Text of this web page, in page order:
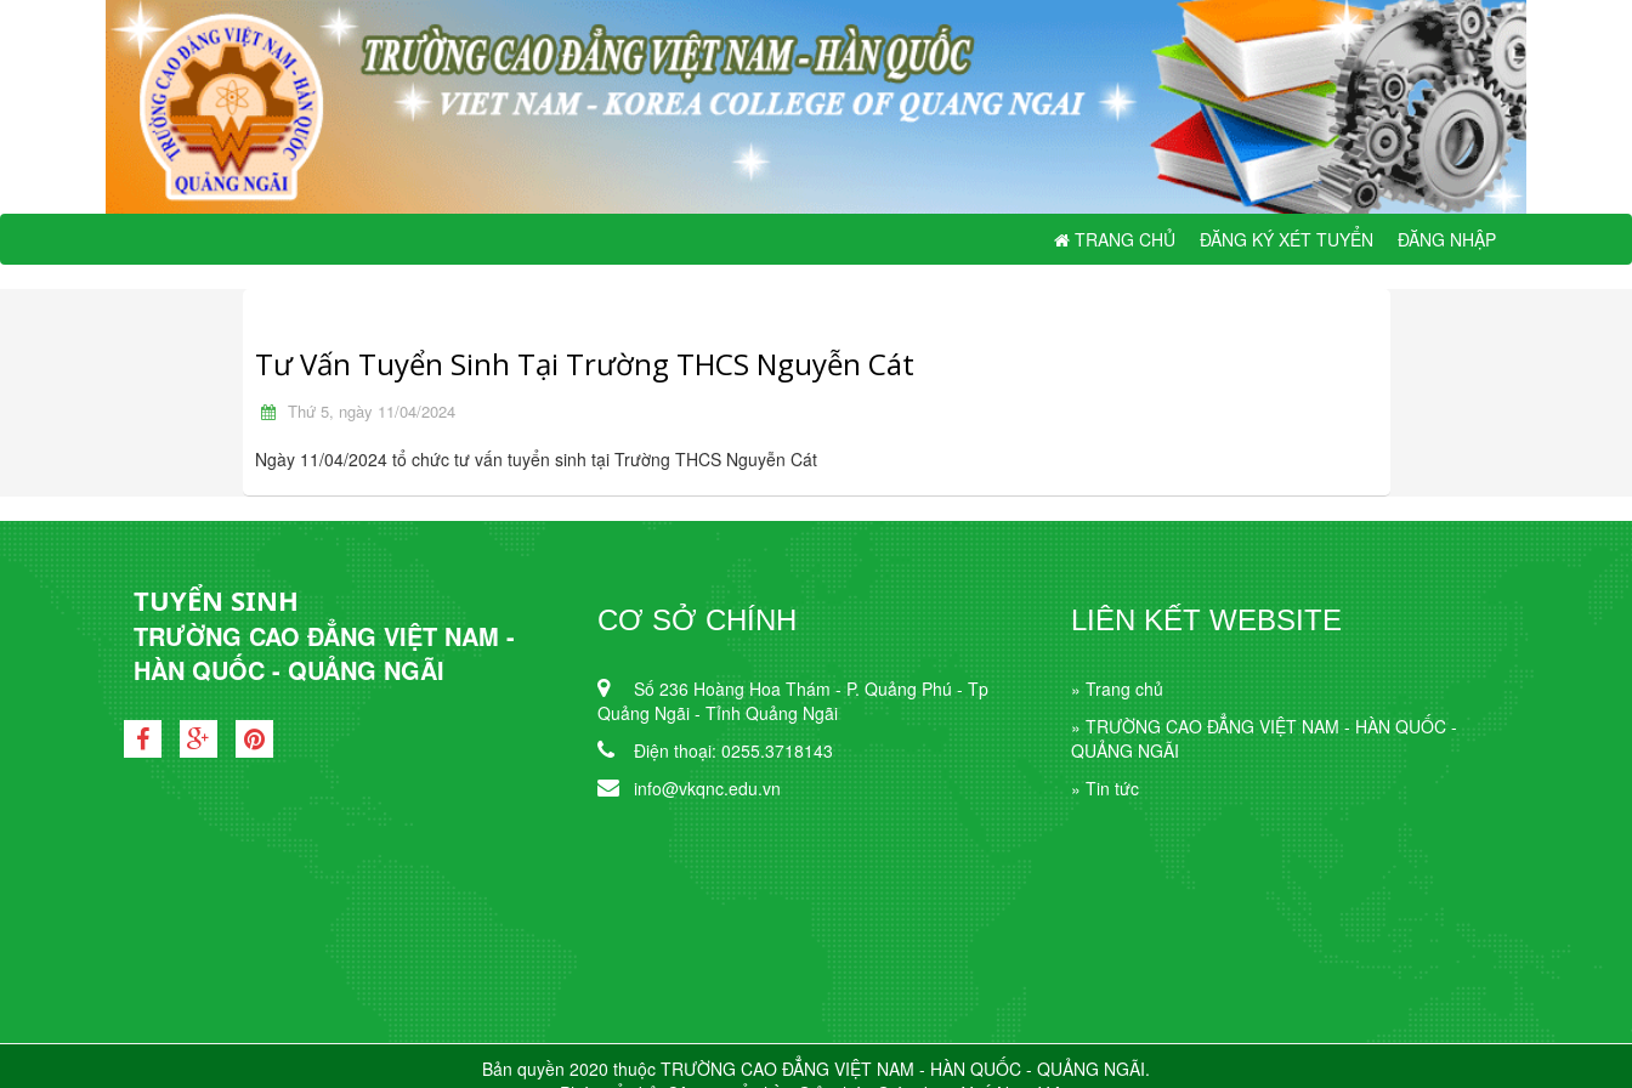
TRANG CHỦ ĐĂNG KÝ XÉT TUYỂN ĐĂNG NHẬP
Tư Vấn Tuyển Sinh Tại Trường THCS Nguyễn Cát
Thứ 5, ngày 11/04/2024
Ngày 11/04/2024 tổ chức tư vấn tuyển sinh tại Trường THCS Nguyễn Cát
TUYỂN SINH
TRƯỜNG CAO ĐẲNG VIỆT NAM -
HÀN QUỐC - QUẢNG NGÃI
CƠ SỞ CHÍNH
Số 236 Hoàng Hoa Thám - P. Quảng Phú - Tp
Quảng Ngãi - Tỉnh Quảng Ngãi
Điện thoại: 0255.3718143
info@vkqnc.edu.vn
LIÊN KẾT WEBSITE
» Trang chủ
» TRƯỜNG CAO ĐẲNG VIỆT NAM - HÀN QUỐC -
QUẢNG NGÃI
» Tin tức
Bản quyền 2020 thuộc TRƯỜNG CAO ĐẲNG VIỆT NAM - HÀN QUỐC - QUẢNG NGÃI.